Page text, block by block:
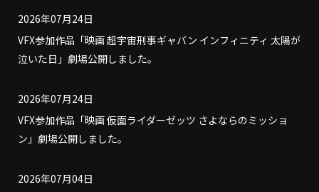
2026年07月24日
VFX参加作品「映画 超宇宙刑事ギャバン インフィニティ 太陽が
泣いた日」劇場公開しました。
2026年07月24日
VFX参加作品「映画 仮面ライダーゼッツ さよならのミッショ
ン」劇場公開しました。
2026年07月04日